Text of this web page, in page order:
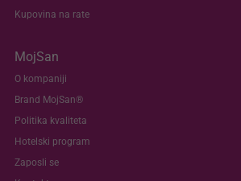
Kupovina na rate
MojSan
O kompaniji
Brand MojSan®
Politika kvaliteta
Hotelski program
Zaposli se